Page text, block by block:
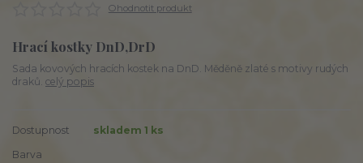
Ohodnotit produkt
Hrací kostky DnD,DrD
Sada kovových hracích kostek na DnD. Měděně zlaté s motivy rudých
draků. celý popis
Dostupnost
skladem 1 ks
Barva